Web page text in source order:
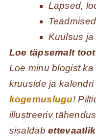
Lapsed,
Teadmised
Kuulsus ja
Loe täpsemalt
Loe minu blogist ka
kruuside ja
kogemuslugu!
illustreeriv
sisaldab